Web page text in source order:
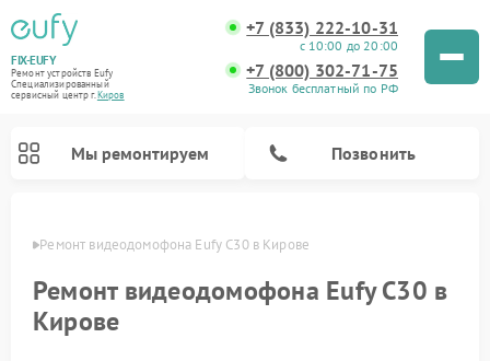
FIX-EUFY
Ремонт устройств Eufy
Специализированный
cервисный центр г.Киров
+7 (833) 222-10-31
с 10:00 до 20:00
+7 (800) 302-71-75
Звонок бесплатный по РФ
Мы ремонтируем Позвонить
Ремонт видеодомофона Eufy C30 в Кирове
Ремонт видеодомофона Eufy C30 в
Кирове